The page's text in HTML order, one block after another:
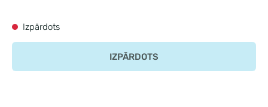
Izpārdots
IZPĀRDOTS